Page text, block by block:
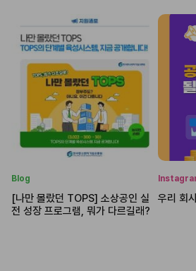
Blog
[나만 몰랐던 TOPS] 소상공인 실
전 성장 프로그램, 뭐가 다르길래?
우리 회